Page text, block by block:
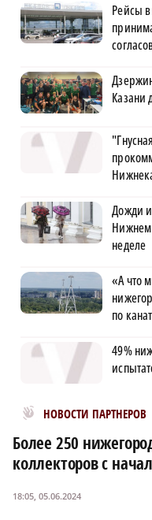
Рейсы
Казани
Дожди
Нижнем
неделе
«А что
по
49%
НОВОСТИ ПАРТНЕРОВ
Новости МирТесен
Более 250
коллекторов с
18:05, 05.06.2024